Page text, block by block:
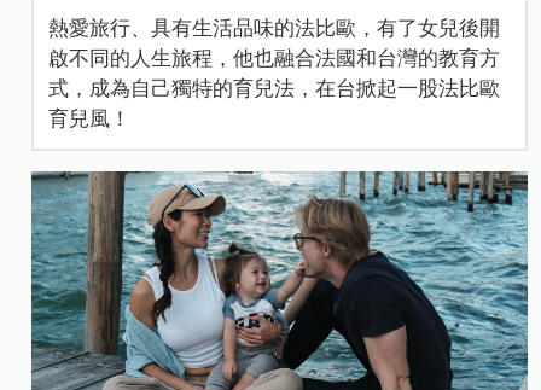
熱愛旅行、具有生活品味的法比歐，有了女兒後開
啟不同的人生旅程，他也融合法國和台灣的教育方
式，成為自己獨特的育兒法，在台掀起一股法比歐
育兒風！